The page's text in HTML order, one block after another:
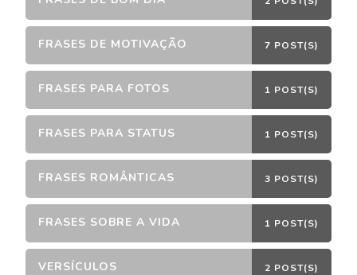
FRASES DE MOTIVAÇÃO 7 POST(S)
FRASES PARA FOTOS 1 POST(S)
FRASES PARA STATUS 1 POST(S)
FRASES ROMÂNTICAS 3 POST(S)
FRASES SOBRE A VIDA 1 POST(S)
VERSÍCULOS 2 POST(S)